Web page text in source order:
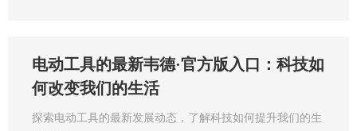
电动工具的最新韦德·官方版入口：科技如
何改变我们的生活
探索电动工具的最新发展动态，了解科技如何提升我们的生